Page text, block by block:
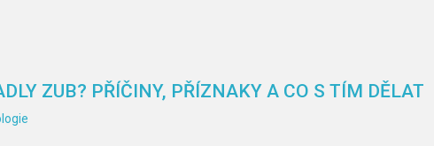
ZUB? PŘÍČINY, PŘÍZNAKY A CO S TÍM DĚLAT